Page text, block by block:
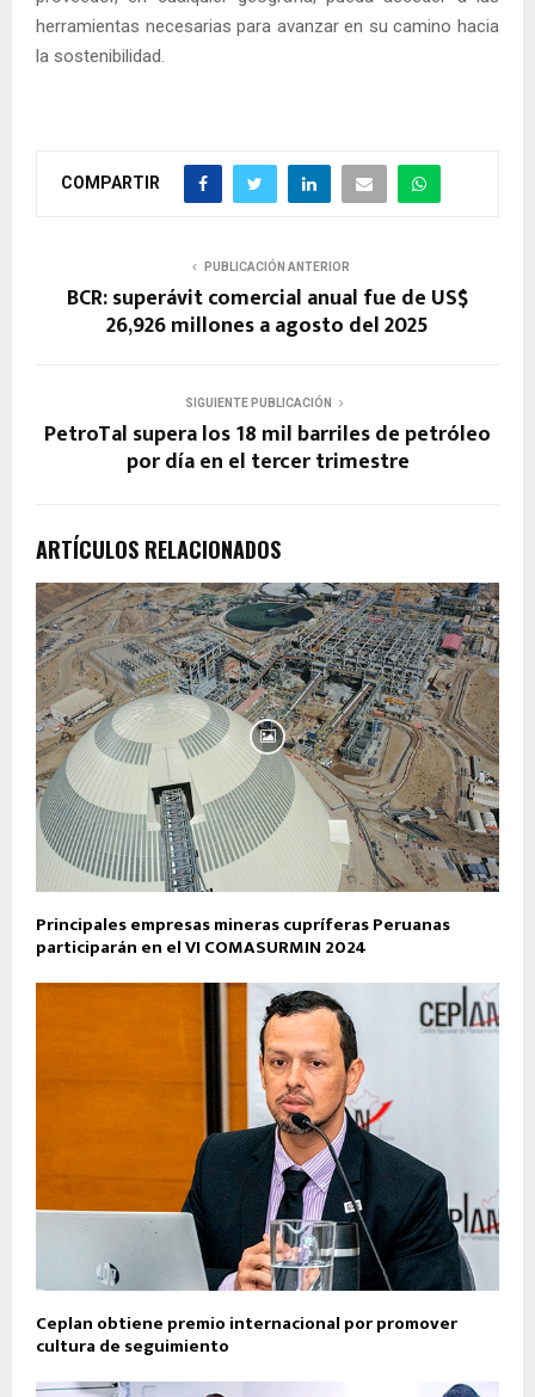
herramientas necesarias para avanzar en su camino hacia
la sostenibilidad.
COMPARTIR
PUBLICACIÓN ANTERIOR
BCR: superávit comercial anual fue de US$
26,926 millones a agosto del 2025
SIGUIENTE PUBLICACIÓN
PetroTal supera los 18 mil barriles de petróleo
por día en el tercer trimestre
ARTÍCULOS RELACIONADOS
Principales empresas mineras cupríferas Peruanas
participarán en el VI COMASURMIN 2024
Ceplan obtiene premio internacional por promover
cultura de seguimiento